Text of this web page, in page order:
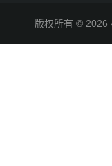
版权所有 ©